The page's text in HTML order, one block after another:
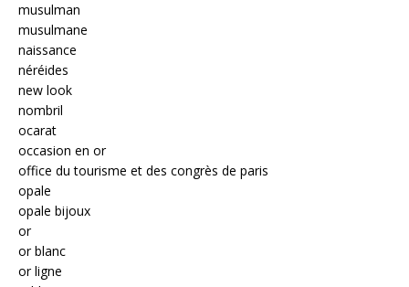
musulman
musulmane
naissance
néréides
new look
nombril
ocarat
occasion en or
office du tourisme et des congrès de paris
opale
opale bijoux
or
or blanc
or ligne